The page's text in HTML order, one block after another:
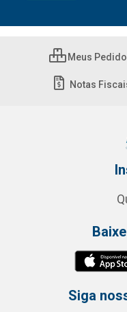
Meus
Notas
Siga